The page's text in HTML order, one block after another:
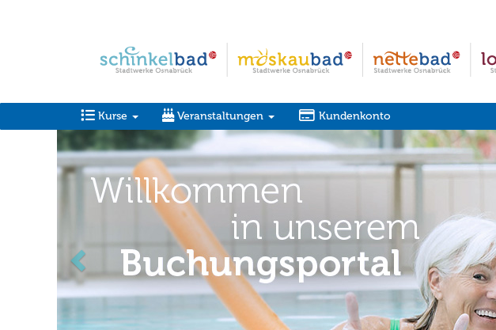
Kurse Veranstaltungen Kundenkonto